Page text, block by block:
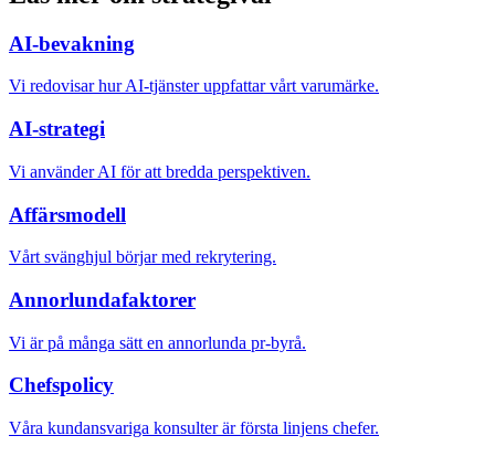
AI-bevakning
Vi redovisar hur AI-tjänster uppfattar vårt varumärke.
AI-strategi
Vi använder AI för att bredda perspektiven.
Affärsmodell
Vårt svänghjul börjar med rekrytering.
Annorlundafaktorer
Vi är på många sätt en annorlunda pr-byrå.
Chefspolicy
Våra kundansvariga konsulter är första linjens chefer.